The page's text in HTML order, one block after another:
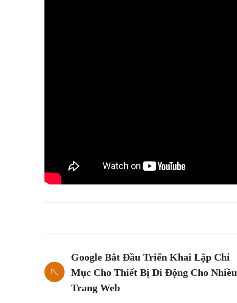
Google Bắt Đầu Triển Khai Lập Chỉ
Mục Cho Thiết Bị Di Động Cho Nhiều
Trang Web